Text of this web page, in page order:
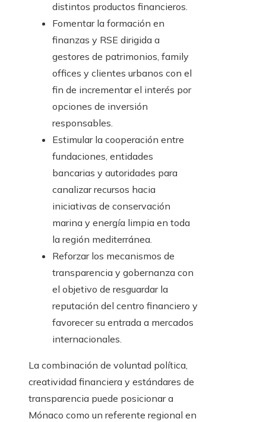
distintos productos financieros.
Fomentar la formación en
finanzas y RSE dirigida a
gestores de patrimonios, family
offices y clientes urbanos con el
fin de incrementar el interés por
opciones de inversión
responsables.
Estimular la cooperación entre
fundaciones, entidades
bancarias y autoridades para
canalizar recursos hacia
iniciativas de conservación
marina y energía limpia en toda
la región mediterránea.
Reforzar los mecanismos de
transparencia y gobernanza con
el objetivo de resguardar la
reputación del centro financiero y
favorecer su entrada a mercados
internacionales.
La combinación de voluntad política,
creatividad financiera y estándares de
transparencia puede posicionar a
Mónaco como un referente regional en